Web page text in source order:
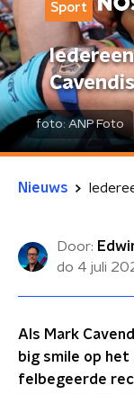
Sport
foto: ANP Foto
Nieuws
Door:
do 4 juli
Als Mark
big smile op het
felbegeerde